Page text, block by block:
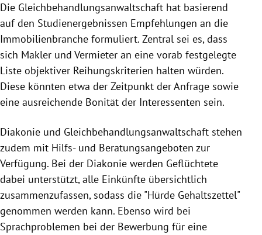
Die Gleichbehandlungsanwaltschaft hat basierend
auf den Studienergebnissen Empfehlungen an die
Immobilienbranche formuliert. Zentral sei es, dass
sich Makler und Vermieter an eine vorab festgelegte
Liste objektiver Reihungskriterien halten würden.
Diese könnten etwa der Zeitpunkt der Anfrage sowie
eine ausreichende Bonität der Interessenten sein.
Diakonie und Gleichbehandlungsanwaltschaft stehen
zudem mit Hilfs- und Beratungsangeboten zur
Verfügung. Bei der Diakonie werden Geflüchtete
dabei unterstützt, alle Einkünfte übersichtlich
zusammenzufassen, sodass die "Hürde Gehaltszettel"
genommen werden kann. Ebenso wird bei
Sprachproblemen bei der Bewerbung für eine